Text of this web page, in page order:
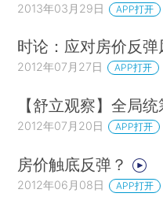
2013年03月29日 APP打开
时论：应对房价反弹
2012年07月27日 APP打开
【舒立观察】全局
2012年07月20日 APP打开
房价触底反弹？
2012年06月08日 APP打开